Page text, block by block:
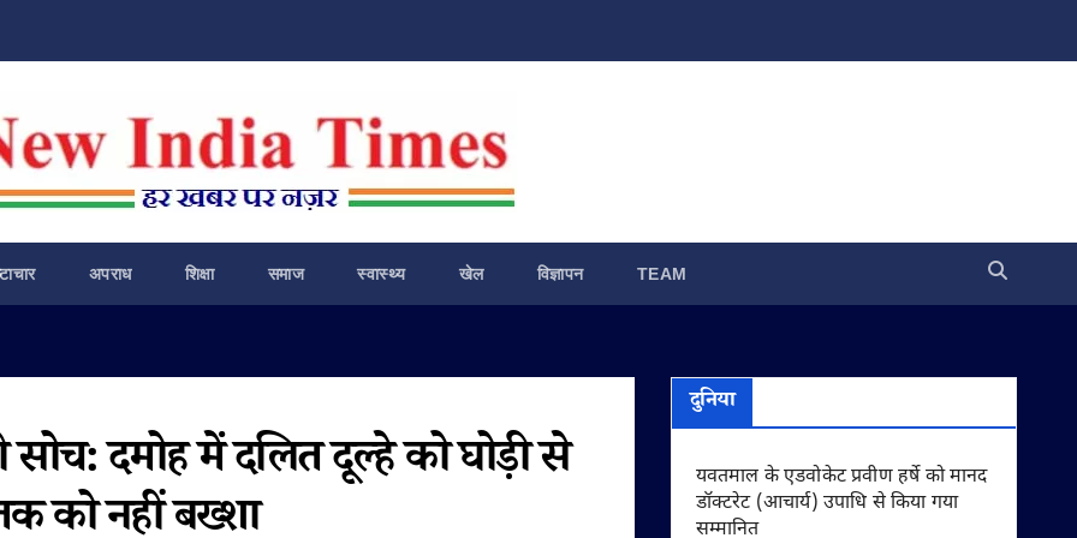
अपराध शिक्षा समाज स्वास्थ्य खेल विज्ञापन TEAM
दमोह में दलित दूल्हे को घोड़ी से
को नहीं बख्शा
दुनिया
यवतमाल के एडवोकेट प्रवीण हर्षे को मानद
डॉक्टरेट (आचार्य) उपाधि से किया गया
सम्मानित